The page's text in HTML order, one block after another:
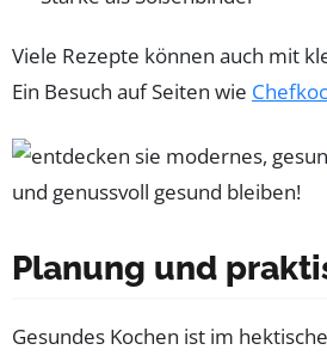
Viele Rezepte können auch mit
Ein Besuch auf Seiten wie
Planung und
Gesundes Kochen ist im